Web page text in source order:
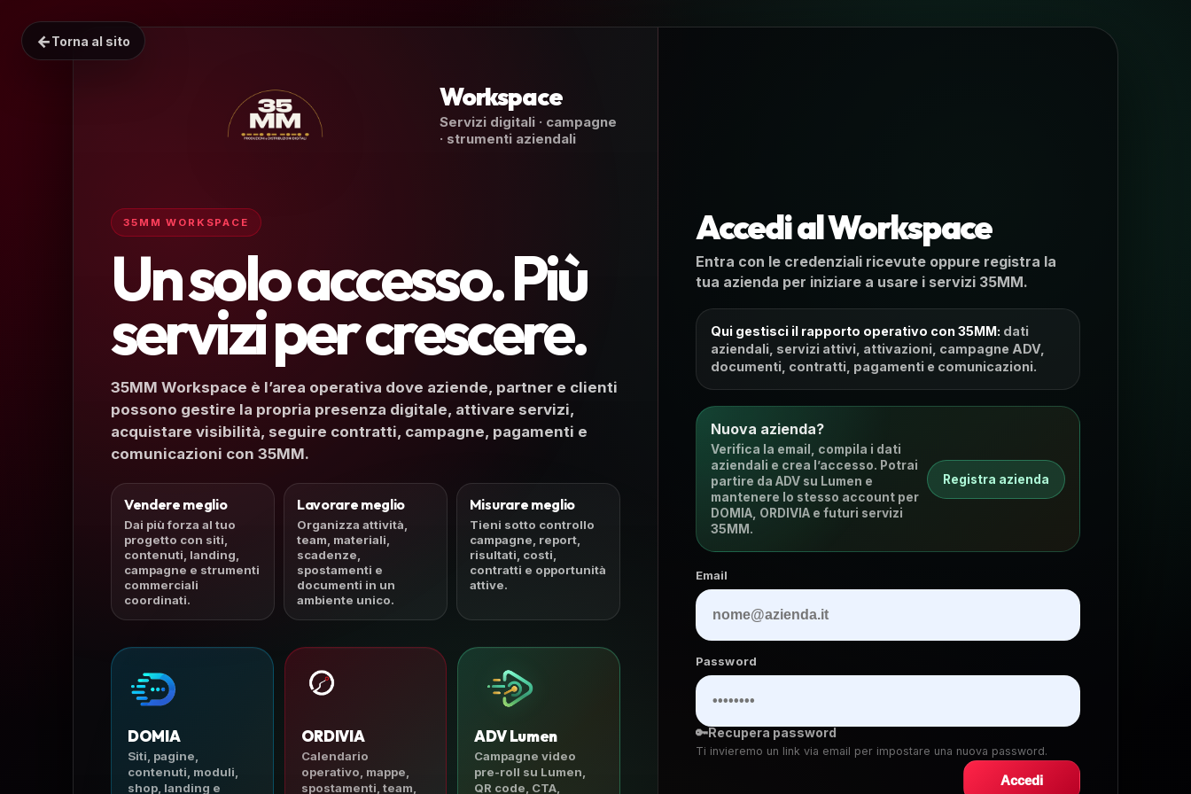
←Torna al sito
Workspace
Servizi digitali · campagne
· strumenti aziendali
35MM WORKSPACE
Un solo accesso. Più
servizi per crescere.
35MM Workspace è l’area operativa dove aziende, partner e clienti
possono gestire la propria presenza digitale, attivare servizi,
acquistare visibilità, seguire contratti, campagne, pagamenti e
comunicazioni con 35MM.
Vendere meglio
Dai più forza al tuo
progetto con siti,
contenuti, landing,
campagne e strumenti
commerciali
coordinati.
Lavorare meglio
Organizza attività,
team, materiali,
scadenze,
spostamenti e
documenti in un
ambiente unico.
Misurare meglio
Tieni sotto controllo
campagne, report,
risultati, costi,
contratti e opportunità
attive.
DOMIA
Siti, pagine,
contenuti, moduli,
shop, landing e
ORDIVIA
Calendario
operativo, mappe,
spostamenti, team,
ADV Lumen
Campagne video
pre-roll su Lumen,
QR code, CTA,
Accedi al Workspace
Entra con le credenziali ricevute oppure registra la
tua azienda per iniziare a usare i servizi 35MM.
Qui gestisci il rapporto operativo con 35MM: dati
aziendali, servizi attivi, attivazioni, campagne ADV,
documenti, contratti, pagamenti e comunicazioni.
Nuova azienda?
Verifica la email, compila i dati
aziendali e crea l’accesso. Potrai
partire da ADV su Lumen e
mantenere lo stesso account per
DOMIA, ORDIVIA e futuri servizi
35MM.
Registra azienda
Email
Password
🔑Recupera password
Ti invieremo un link via email per impostare una nuova password.
Accedi